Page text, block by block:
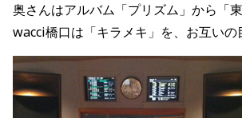
奥さんはアルバム「プリズム」から「東
wacci橋口は「キラメキ」を、お互いの